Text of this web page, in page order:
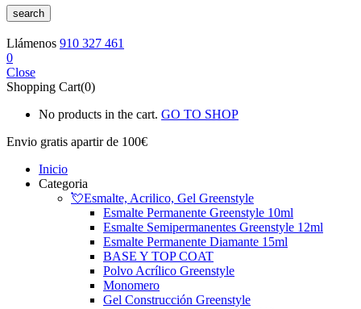
search
Llámenos 910 327 461
0
Close
Shopping Cart(0)
No products in the cart. GO TO SHOP
Envio gratis apartir de 100€
Inicio
Categoria
💘Esmalte, Acrilico, Gel Greenstyle
Esmalte Permanente Greenstyle 10ml
Esmalte Semipermanentes Greenstyle 12ml
Esmalte Permanente Diamante 15ml
BASE Y TOP COAT
Polvo Acrílico Greenstyle
Monomero
Gel Construcción Greenstyle